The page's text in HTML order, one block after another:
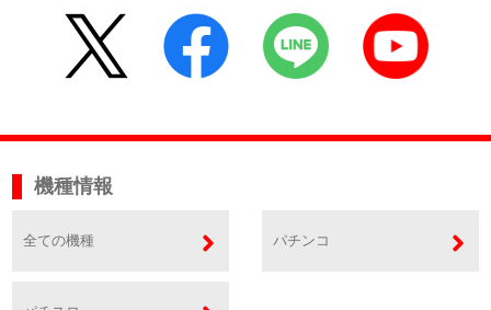
機種情報
全ての機種 パチンコ